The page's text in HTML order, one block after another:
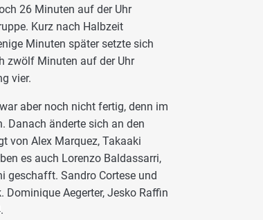
26 Minuten auf der Uhr
Kurz nach Halbzeit
Minuten später setzte sich
zwölf Minuten auf der Uhr
vier.
aber noch nicht fertig, denn im
Danach änderte sich an den
von Alex Marquez, Takaaki
es auch Lorenzo Baldassarri,
geschafft. Sandro Cortese und
Aegerter, Jesko Raffin